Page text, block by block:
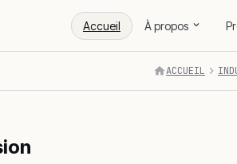
Accueil À propos
ACCUEIL